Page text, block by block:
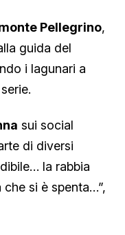
Pellegrino,
guida del
i lagunari a
sui social
di diversi
la rabbia
si è spenta…”,